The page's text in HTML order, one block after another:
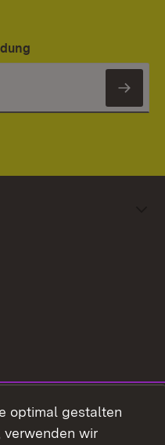
optimal gestalten
verwenden wir